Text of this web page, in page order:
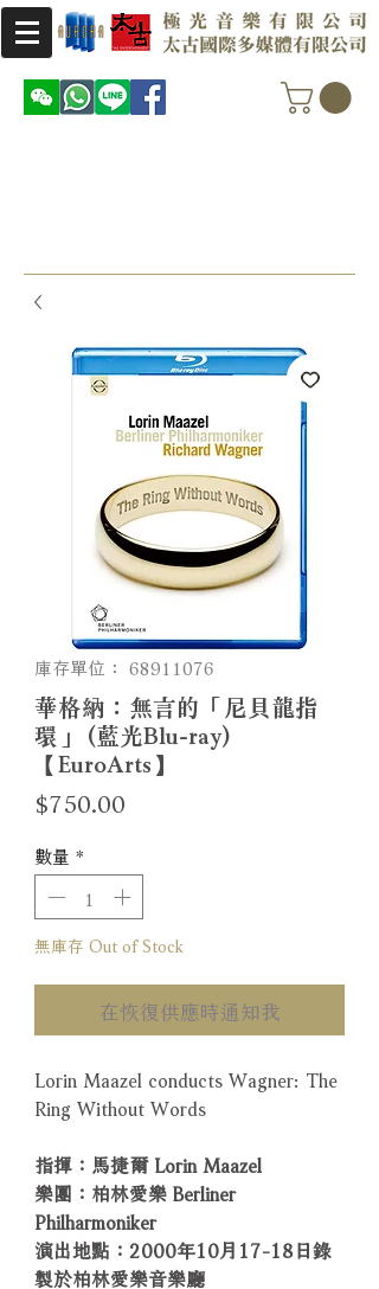
庫存單位： 68911076
華格納：無言的「尼貝龍指
環」 (藍光Blu-ray)
【EuroArts】
$750.00
數量 *
無庫存 Out of Stock
在恢復供應時通知我
Lorin Maazel conducts Wagner: The
Ring Without Words
指揮：馬捷爾 Lorin Maazel
樂團：柏林愛樂 Berliner
Philharmoniker
演出地點：2000年10月17-18日錄
製於柏林愛樂音樂廳